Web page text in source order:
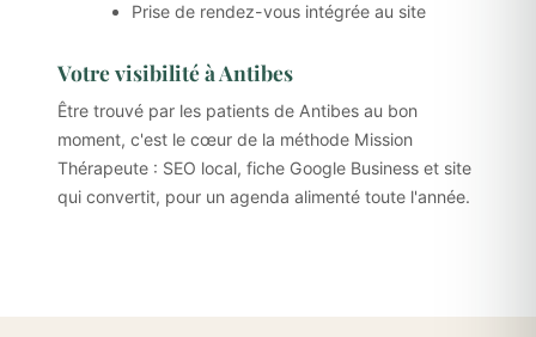
Prise de rendez-vous intégrée au site
Votre visibilité à Antibes
Être trouvé par les patients de Antibes au bon
moment, c'est le cœur de la méthode Mission
Thérapeute : SEO local, fiche Google Business et site
qui convertit, pour un agenda alimenté toute l'année.